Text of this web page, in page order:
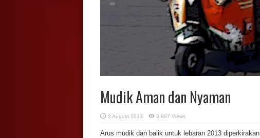
Mudik Aman dan Nyaman
2 August 2013 3,897 Views
Arus mudik dan balik untuk lebaran 2013 diperkirakan